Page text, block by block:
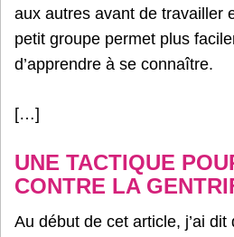
aux autres avant de travailler
petit groupe permet plus
d’apprendre à se connaître.
[…]
UNE TACTIQUE
CONTRE LA
Au début de cet article, j’ai